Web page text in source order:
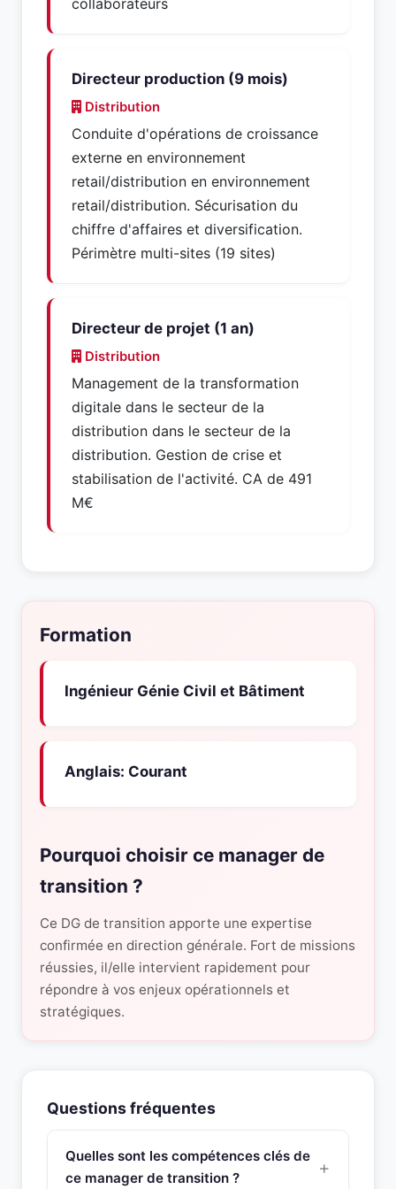
collaborateurs
Directeur production (9 mois)
Distribution
Conduite d'opérations de croissance
externe en environnement
retail/distribution en environnement
retail/distribution. Sécurisation du
chiffre d'affaires et diversification.
Périmètre multi-sites (19 sites)
Directeur de projet (1 an)
Distribution
Management de la transformation
digitale dans le secteur de la
distribution dans le secteur de la
distribution. Gestion de crise et
stabilisation de l'activité. CA de 491
M€
Formation
Ingénieur Génie Civil et Bâtiment
Anglais: Courant
Pourquoi choisir ce manager de
transition ?
Ce DG de transition apporte une expertise
confirmée en direction générale. Fort de missions
réussies, il/elle intervient rapidement pour
répondre à vos enjeux opérationnels et
stratégiques.
Questions fréquentes
Quelles sont les compétences clés de
ce manager de transition ?